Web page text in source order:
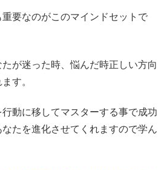
要なのがこのマインドセットで
が迷った時、悩んだ時正しい方向
す。
動に移してマスターする事で成功
たを進化させてくれますので学ん